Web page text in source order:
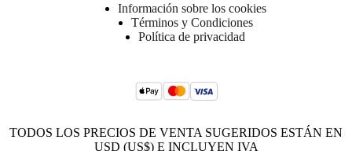
Información sobre los cookies
Términos y Condiciones
Política de privacidad
TODOS LOS PRECIOS DE VENTA SUGERIDOS ESTÁN EN
USD (US$) E INCLUYEN IVA